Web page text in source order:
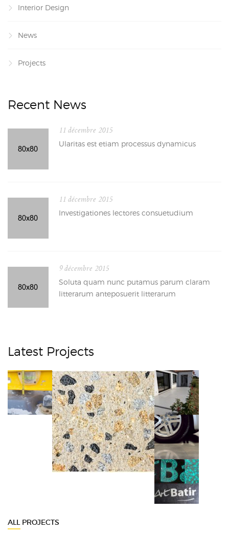
Interior Design
News
Projects
Recent News
11 décembre 2015
Ularitas est etiam processus dynamicus
11 décembre 2015
Investigationes lectores consuetudium
9 décembre 2015
Soluta quam nunc putamus parum claram
litterarum anteposuerit litterarum
Latest Projects
ALL PROJECTS